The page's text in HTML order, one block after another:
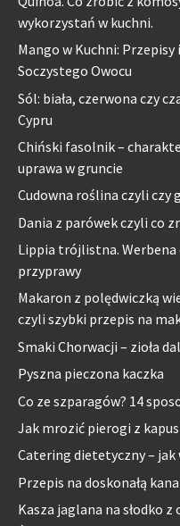
wykorzystań w kuchni.
Mango w Kuchni: Przepisy
Soczystego Owocu
Sól: biała, czerwona czy
Cypru
Chiński fasolnik –
uprawa w gruncie
Cudowna roślina czyli czy
Dania z parówek czyli co
Lippia trójlistna.
przyprawy
Makaron z polędwiczką
czyli szybki przepis na
Smaki Chorwacji – zioła
Pyszna pieczona kaczka
Co ze szparagów? 14
Jak mrozić pierogi z
Catering dietetyczny – jak
Przepis na doskonałą
Kasza jaglana na słodko